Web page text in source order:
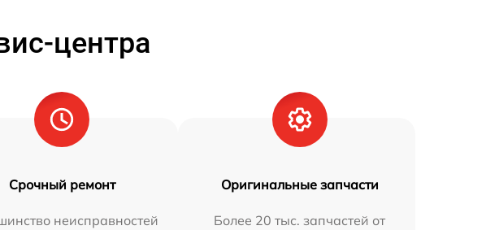
центра
Срочный ремонт
неисправностей
Оригинальные запчасти
Более 20 тыс. запчастей от